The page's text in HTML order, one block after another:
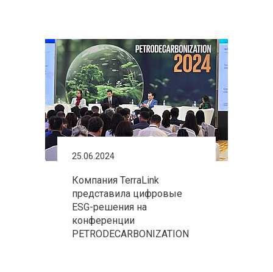
25.06.2024
Компания TerraLink
представила цифровые
ESG-решения на
конференции
PETRODECARBONIZATION